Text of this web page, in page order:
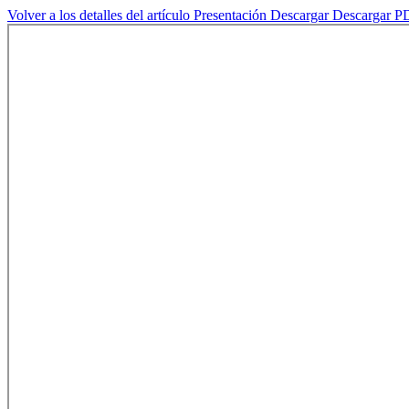
Volver a los detalles del artículo Presentación DescargarDescargar